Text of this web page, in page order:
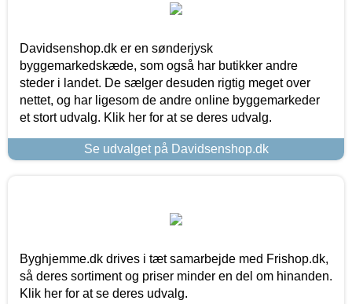
Davidsenshop.dk er en sønderjysk
byggemarkedskæde, som også har butikker andre
steder i landet. De sælger desuden rigtig meget over
nettet, og har ligesom de andre online byggemarkeder
et stort udvalg. Klik her for at se deres udvalg.
Se udvalget på Davidsenshop.dk
Byghjemme.dk drives i tæt samarbejde med Frishop.dk,
så deres sortiment og priser minder en del om hinanden.
Klik her for at se deres udvalg.